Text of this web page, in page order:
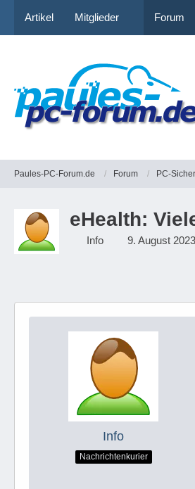
Artikel Mitglieder Forum
Paules-PC-Forum.de Forum PC-
eHealth:
Info 9. August
Info
Nachrichtenkurier